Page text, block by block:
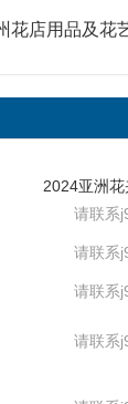
花店用品及花
请联系
请联系
请联系
请联系